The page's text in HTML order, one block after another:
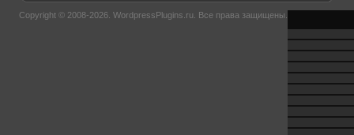
Copyright © 2008-2026. WordpressPlugins.ru . Все права защищены.